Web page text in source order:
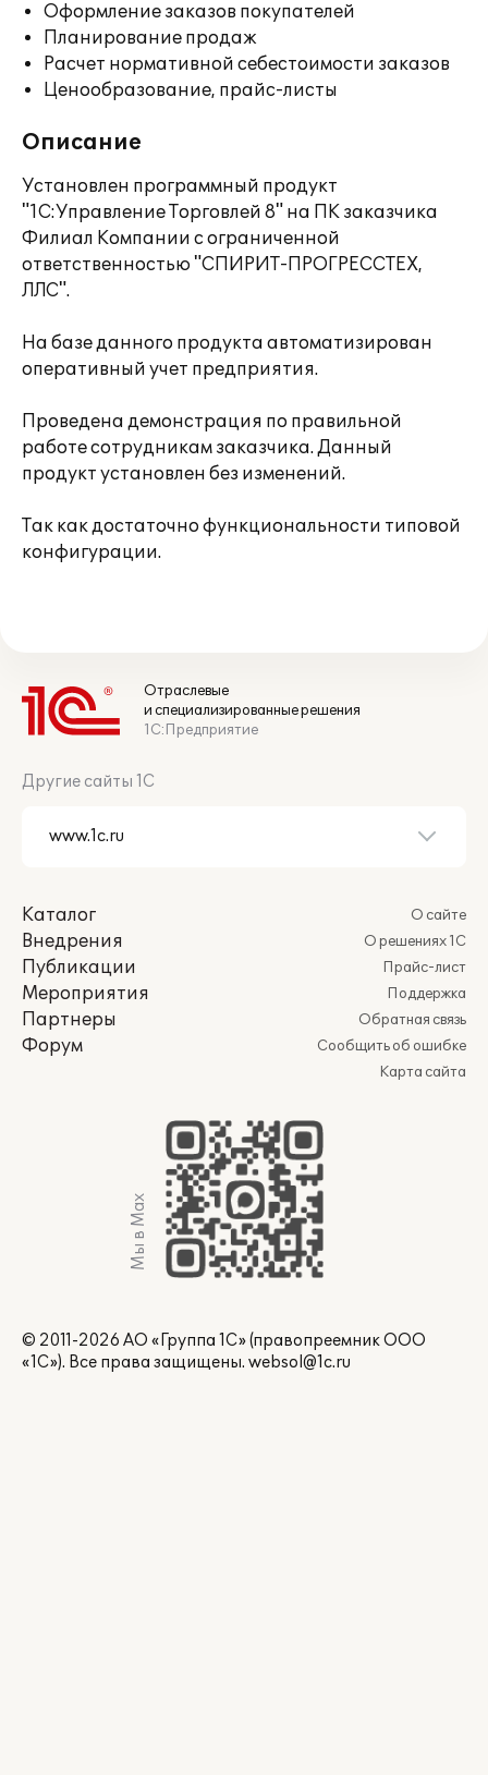
Оформление заказов покупателей
Планирование продаж
Расчет нормативной себестоимости заказов
Ценообразование, прайс-листы
Описание
Установлен программный продукт
"1С:Управление Торговлей 8" на ПК заказчика
Филиал Компании с ограниченной
ответственностью "СПИРИТ-ПРОГРЕССТЕХ,
ЛЛС".
На базе данного продукта автоматизирован
оперативный учет предприятия.
Проведена демонстрация по правильной
работе сотрудникам заказчика. Данный
продукт установлен без изменений.
Так как достаточно функциональности типовой
конфигурации.
Отраслевые
и специализированные решения
1С:Предприятие
Другие сайты 1С
Каталог
Внедрения
Публикации
Мероприятия
Партнеры
Форум
О сайте
О решениях 1С
Прайс-лист
Поддержка
Обратная связь
Сообщить об ошибке
Карта сайта
Мы в Max
© 2011-2026 АО «Группа 1С» (правопреемник ООО
«1С»). Все права защищены. websol@1c.ru